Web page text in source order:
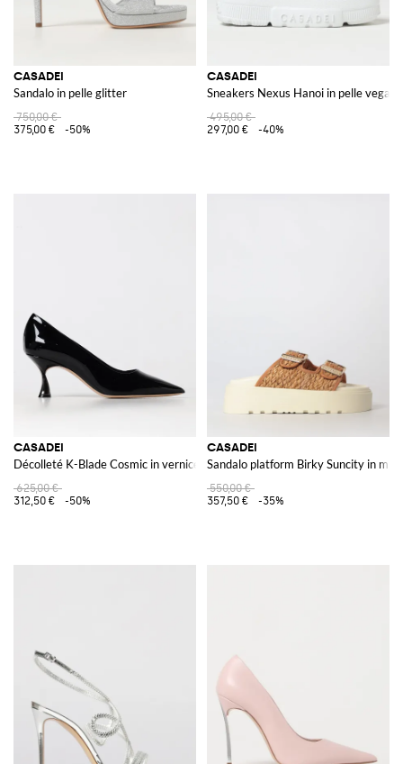
CASADEI
Sandalo in pelle glitter
750,00 €
375,00 €
-50%
CASADEI
Sneakers Nexus Hanoi in pelle
495,00 €
297,00 €
-40%
CASADEI
Décolleté K-Blade Cosmic in vernice
625,00 €
312,50 €
-50%
CASADEI
Sandalo platform Birky Suncity in
550,00 €
357,50 €
-35%